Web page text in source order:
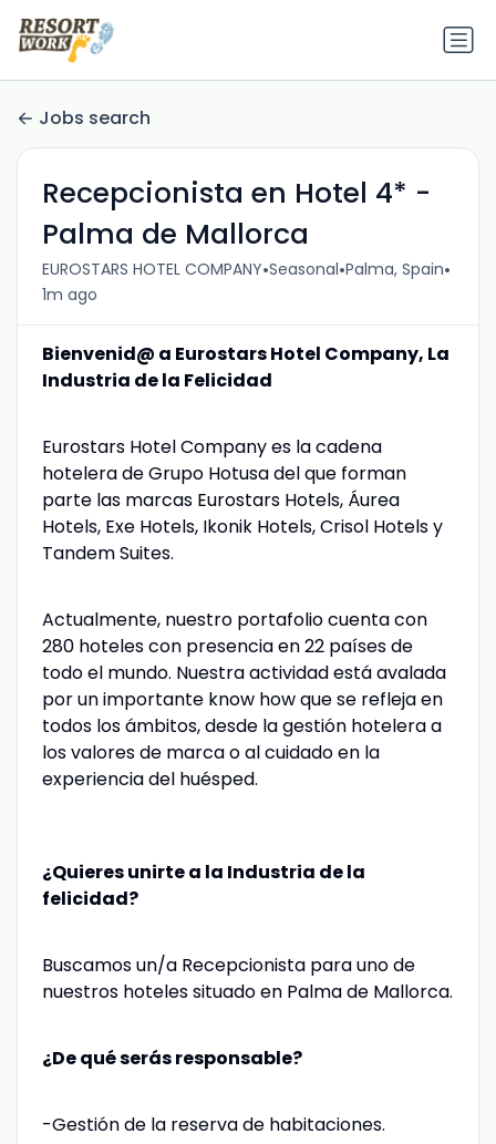
Jobs search
Recepcionista en Hotel 4* -
Palma de Mallorca
EUROSTARS HOTEL COMPANY•Seasonal•Palma, Spain•
1m ago
Bienvenid@ a Eurostars Hotel Company, La
Industria de la Felicidad
Eurostars Hotel Company es la cadena
hotelera de Grupo Hotusa del que forman
parte las marcas Eurostars Hotels, Áurea
Hotels, Exe Hotels, Ikonik Hotels, Crisol Hotels y
Tandem Suites.
Actualmente, nuestro portafolio cuenta con
280 hoteles con presencia en 22 países de
todo el mundo. Nuestra actividad está avalada
por un importante know how que se refleja en
todos los ámbitos, desde la gestión hotelera a
los valores de marca o al cuidado en la
experiencia del huésped.
¿Quieres unirte a la Industria de la
felicidad?
Buscamos un/a Recepcionista para uno de
nuestros hoteles situado en Palma de Mallorca.
¿De qué serás responsable?
-Gestión de la reserva de habitaciones.